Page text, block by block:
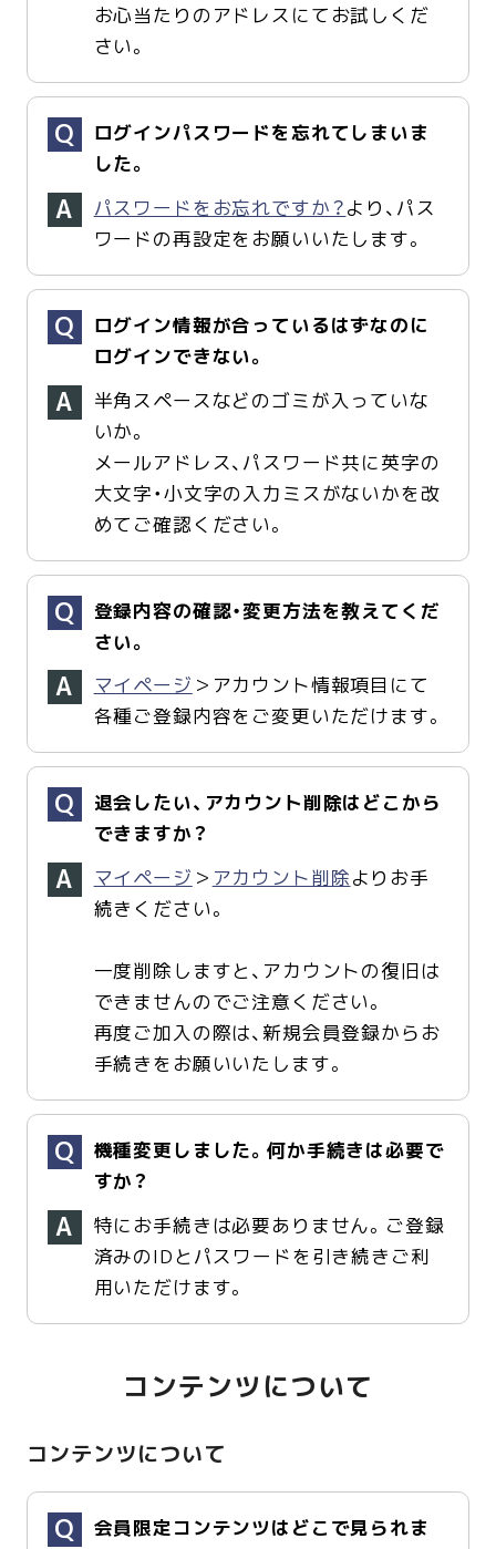
お心当たりのアドレスにてお試しくだ
さい。
ログインパスワードを忘れてしまいま
した。
パスワードをお忘れですか？より、パス
ワードの再設定をお願いいたします。
ログイン情報が合っているはずなのに
ログインできない。
半角スペースなどのゴミが入っていな
いか。
メールアドレス、パスワード共に英字の
大文字・小文字の入力ミスがないかを改
めてご確認ください。
登録内容の確認・変更方法を教えてくだ
さい。
マイページ ＞アカウント情報項目にて
各種ご登録内容をご変更いただけます。
退会したい、アカウント削除はどこから
できますか？
マイページ ＞ アカウント削除よりお手
続きください。
一度削除しますと、アカウントの復旧は
できませんのでご注意ください。
再度ご加入の際は、新規会員登録からお
手続きをお願いいたします。
機種変更しました。何か手続きは必要で
すか？
特にお手続きは必要ありません。ご登録
済みのIDとパスワードを引き続きご利
用いただけます。
コンテンツについて
コンテンツについて
会員限定コンテンツはどこで見られま